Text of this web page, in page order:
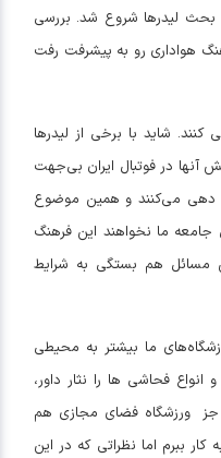
لیدرهاشروع شد. بررسی
هواداری رو به پیشرفت رفت
کنند. شاید با برخی ازلیدرها
در فوتبال ایران بی‌جهت
‌می‌کنند و همین موضوع
ما نخواهند این فرهنگ
مسائل هم بستگی به شرایط
ما بیشتر به محیطی
فحاشی ها را نثار داور،
جز ورزشگاه فضای مجازی هم
ببرم اما نظراتی که در این